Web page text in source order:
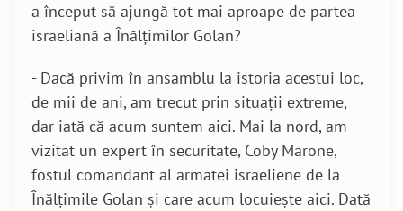
a început să ajungă tot mai aproape de partea
israeliană a Înălțimilor Golan?
- Dacă privim în ansamblu la istoria acestui loc,
de mii de ani, am trecut prin situații extreme,
dar iată că acum suntem aici. Mai la nord, am
vizitat un expert în securitate, Coby Marone,
fostul comandant al armatei israeliene de la
Înălțimile Golan și care acum locuiește aici. Dată